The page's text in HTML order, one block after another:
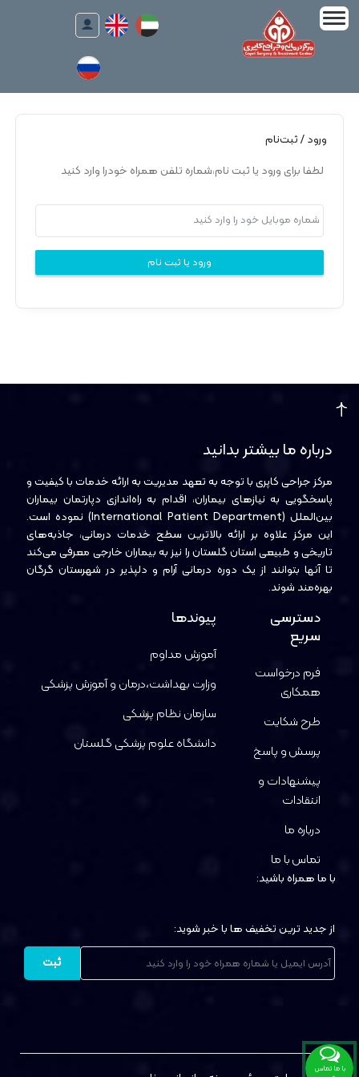
با ما تماس
ورود / ثبت‌نام
لطفا برای ورود یا ثبت نام،شماره تلفن همراه خودرا وارد کنید
ورود یا ثبت نام
درباره ما بیشتر بدانید
مرکز جراحی کاپری با توجه به تعهد مدیریت به ارائه خدمات با کیفیت و
پاسخگویی به نیازهای بیماران، اقدام به راه‌اندازی دپارتمان بیماران
بین‌الملل (International Patient Department) نموده است.
این مرکز علاوه بر ارائه بالاترین سطح خدمات درمانی، جاذبه‌های
تاریخی و طبیعی استان گلستان را نیز به بیماران خارجی معرفی می‌کند
تا آنها بتوانند از یک دوره درمانی آرام و دلپذیر در شهرستان گرگان
بهره‌مند شوند.
دسترسی
سریع
فرم درخواست
همکاری
طرح شکایت
پرسش و پاسخ
پیشنهادات و
انتقادات
درباره ما
تماس با ما
پیوندها
آموزش مداوم
وزارت بهداشت،‌درمان و آموزش پزشکی
سازمان نظام پزشکی
دانشگاه علوم پزشکی گلستان
با ما همراه باشید:
از جدید ترین تخفیف ها با خبر شوید:
ثبت